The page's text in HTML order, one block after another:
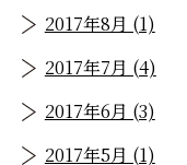
2017年8月 (1)
2017年7月 (4)
2017年6月 (3)
2017年5月 (1)